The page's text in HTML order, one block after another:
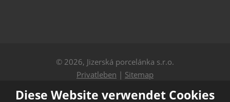
© 2026, Jizerská porcelánka s.r.o.
Privatleben | Sitemap
ERSTELLT VON
Diese Website verwendet Cookies